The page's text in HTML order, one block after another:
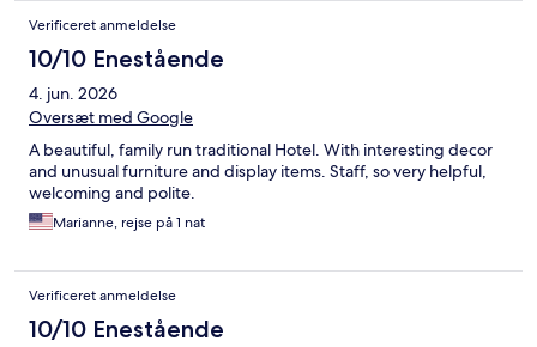
Verificeret anmeldelse
10/10 Enestående
4. jun. 2026
Oversæt med Google
A beautiful, family run traditional Hotel. With interesting decor
and unusual furniture and display items. Staff, so very helpful,
welcoming and polite.
Marianne, rejse på 1 nat
Verificeret anmeldelse
10/10 Enestående